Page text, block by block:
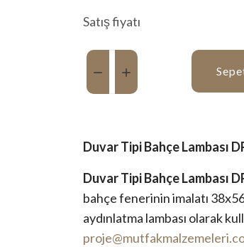
Satış fiyatı
Miktar:
Duvar Tipi Bahçe Lambası
Duvar Tipi Bahçe Lambası
bahçe fenerinin imalatı
aydınlatma lambası olarak